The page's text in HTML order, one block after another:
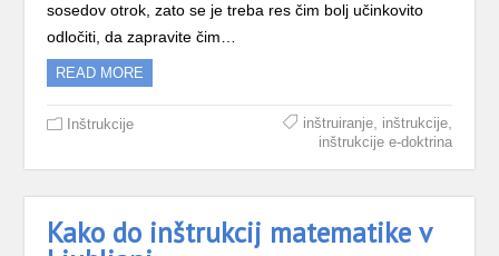
sosedov otrok, zato se je treba res čim bolj učinkovito
odločiti, da zapravite čim…
READ MORE
Inštrukcije inštruiranje, inštrukcije,
inštrukcije e-doktrina
Kako do inštrukcij matematike v